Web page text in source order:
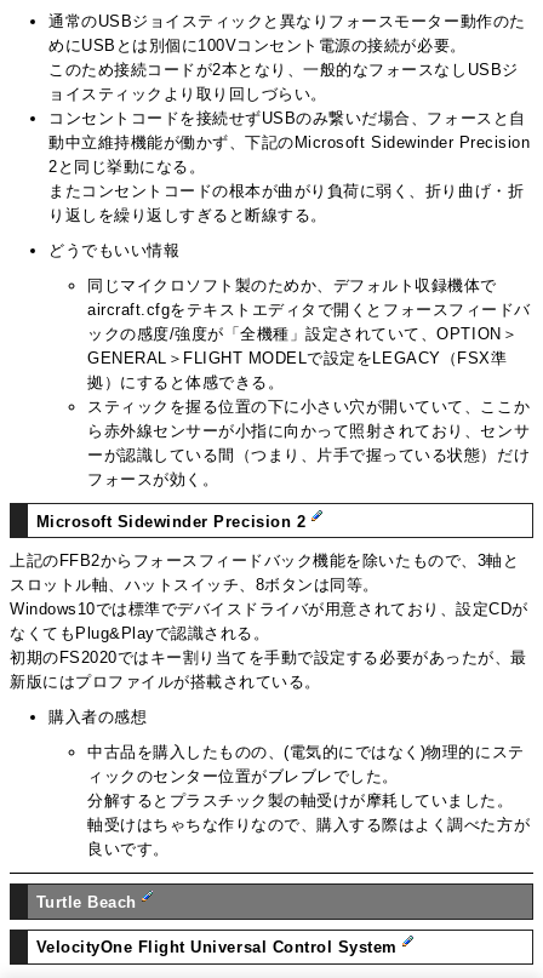
通常のUSBジョイスティックと異なりフォースモーター動作のた
めにUSBとは別個に100Vコンセント電源の接続が必要。
このため接続コードが2本となり、一般的なフォースなしUSBジ
ョイスティックより取り回しづらい。
コンセントコードを接続せずUSBのみ繋いだ場合、フォースと自
動中立維持機能が働かず、下記のMicrosoft Sidewinder Precision
2と同じ挙動になる。
またコンセントコードの根本が曲がり負荷に弱く、折り曲げ・折
り返しを繰り返しすぎると断線する。
どうでもいい情報
同じマイクロソフト製のためか、デフォルト収録機体で
aircraft.cfgをテキストエディタで開くとフォースフィードバ
ックの感度/強度が「全機種」設定されていて、OPTION＞
GENERAL＞FLIGHT MODELで設定をLEGACY（FSX準
拠）にすると体感できる。
スティックを握る位置の下に小さい穴が開いていて、ここか
ら赤外線センサーが小指に向かって照射されており、センサ
ーが認識している間（つまり、片手で握っている状態）だけ
フォースが効く。
Microsoft Sidewinder Precision 2
上記のFFB2からフォースフィードバック機能を除いたもので、3軸と
スロットル軸、ハットスイッチ、8ボタンは同等。
Windows10では標準でデバイスドライバが用意されており、設定CDが
なくてもPlug&Playで認識される。
初期のFS2020ではキー割り当てを手動で設定する必要があったが、最
新版にはプロファイルが搭載されている。
購入者の感想
中古品を購入したものの、(電気的にではなく)物理的にステ
ィックのセンター位置がブレブレでした。
分解するとプラスチック製の軸受けが摩耗していました。
軸受けはちゃちな作りなので、購入する際はよく調べた方が
良いです。
Turtle Beach
VelocityOne Flight Universal Control System